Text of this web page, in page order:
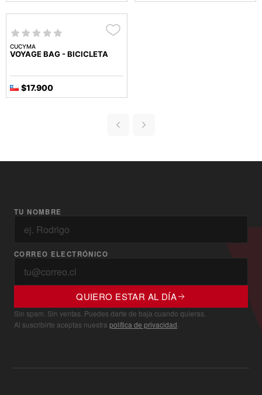
CUCYMA
VOYAGE BAG - BICICLETA
$17.900
TU NOMBRE
CORREO ELECTRÓNICO
QUIERO ESTAR AL DÍA
Sin spam. Sin ventas. Puedes darte de baja cuando quieras.
Al suscribirte aceptas nuestra política de privacidad.